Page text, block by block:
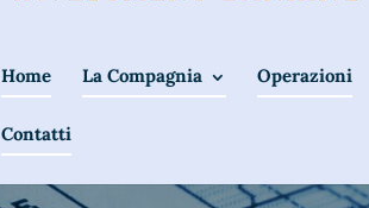
Home La Compagnia Operazioni
Contatti